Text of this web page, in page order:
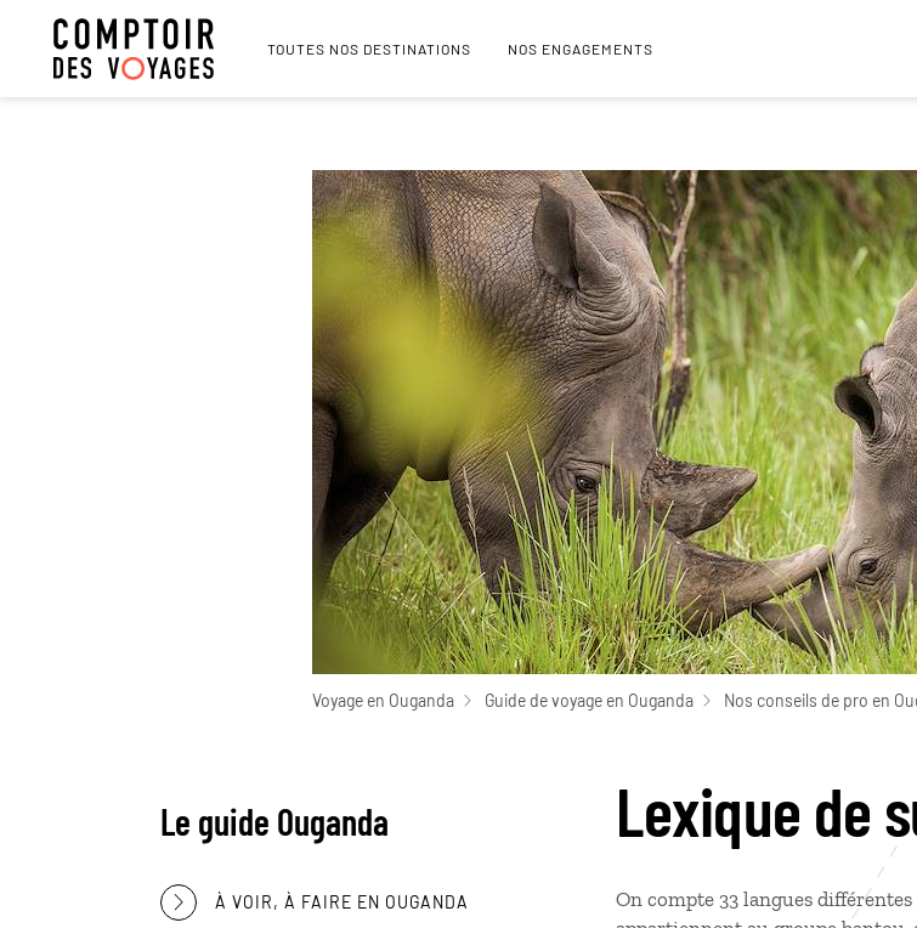
TOUTES NOS DESTINATIONS NOS ENGAGEMENTS
Voyage en Ouganda Guide de voyage en Ouganda Nos conseils de pro en
Le guide Ouganda
À VOIR, À FAIRE EN OUGANDA
Lexique de
On compte 33 langues